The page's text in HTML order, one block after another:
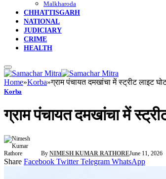
Malkharoda
CHHATTISGARH
NATIONAL
JUDICIARY
CRIME
HEALTH
Home»Korba»ग्राम पंचायत दमखांचा में स्ट्रीट लाइट
Korba
ग्राम पंचायत दमखांचा में
By NIMESH KUMAR RATHOREJune 11, 2026
Share Facebook Twitter Telegram WhatsApp